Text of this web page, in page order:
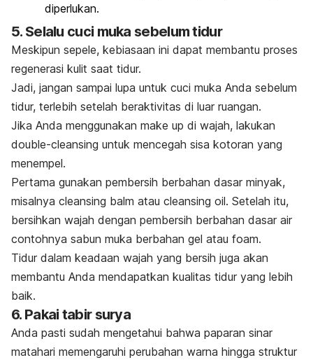
diperlukan.
5. Selalu cuci muka sebelum tidur
Meskipun sepele, kebiasaan ini dapat membantu proses
regenerasi kulit saat tidur.
Jadi, jangan sampai lupa untuk cuci muka Anda sebelum
tidur, terlebih setelah beraktivitas di luar ruangan.
Jika Anda menggunakan make up di wajah, lakukan
double-cleansing untuk mencegah sisa kotoran yang
menempel.
Pertama gunakan pembersih berbahan dasar minyak,
misalnya cleansing balm atau cleansing oil. Setelah itu,
bersihkan wajah dengan pembersih berbahan dasar air
contohnya sabun muka berbahan gel atau foam.
Tidur dalam keadaan wajah yang bersih juga akan
membantu Anda mendapatkan kualitas tidur yang lebih
baik.
6. Pakai tabir surya
Anda pasti sudah mengetahui bahwa paparan sinar
matahari memengaruhi perubahan warna hingga struktur